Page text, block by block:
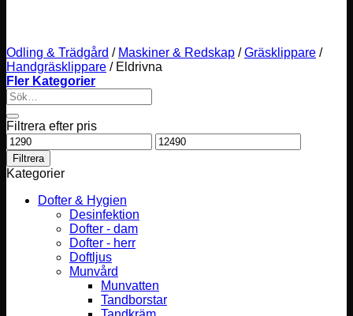
Odling & Trädgård / Maskiner & Redskap / Gräsklippare /
Handgräsklippare /Eldrivna
Fler Kategorier
Sök
efter:
Filtrera efter pris
Min
pris
Max
pris
Filtrera
Kategorier
Dofter & Hygien
Desinfektion
Dofter - dam
Dofter - herr
Doftljus
Munvård
Munvatten
Tandborstar